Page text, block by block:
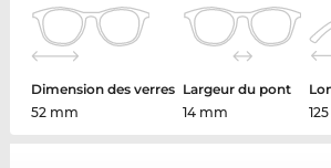
Dimension des verres
52 mm
Largeur du pont
14 mm